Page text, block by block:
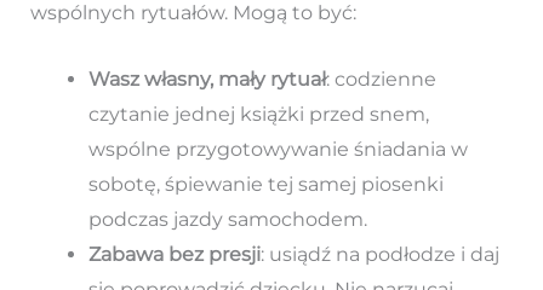
wspólnych rytuałów. Mogą to być:
Wasz własny, mały rytuał: codzienne
czytanie jednej książki przed snem,
wspólne przygotowywanie śniadania w
sobotę, śpiewanie tej samej piosenki
podczas jazdy samochodem.
Zabawa bez presji: usiądź na podłodze i daj